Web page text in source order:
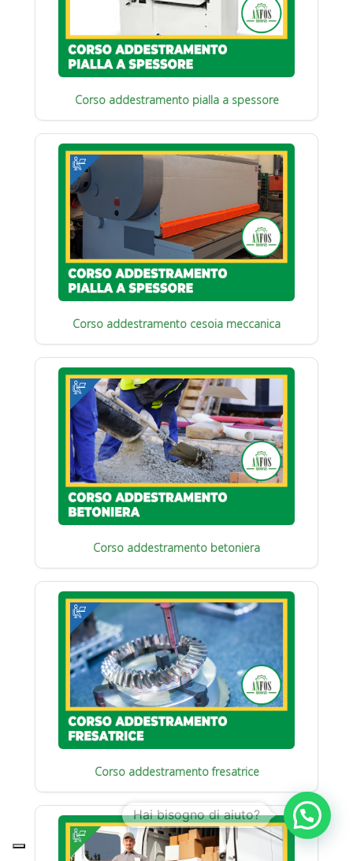
Corso addestramento pialla a spessore
Corso addestramento cesoia meccanica
Corso addestramento betoniera
Corso addestramento fresatrice